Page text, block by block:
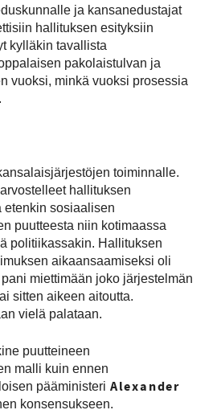
ja kansanedustajat
hallituksen esityksiin
kylläkin tavallista
pakolaistulvan ja
vuoksi, minkä vuoksi prosessia
toiminnalle.
hallituksen
etenkin sosiaalisen
puutteesta niin kotimaassa
politiikassakin. Hallituksen
aikaansaamiseksi oli
miettimään joko järjestelmän
sitten aikeen aitoutta.
vielä palataan.
puutteineen
malli kuin ennen
pääministeri Alexander
konsensukseen.